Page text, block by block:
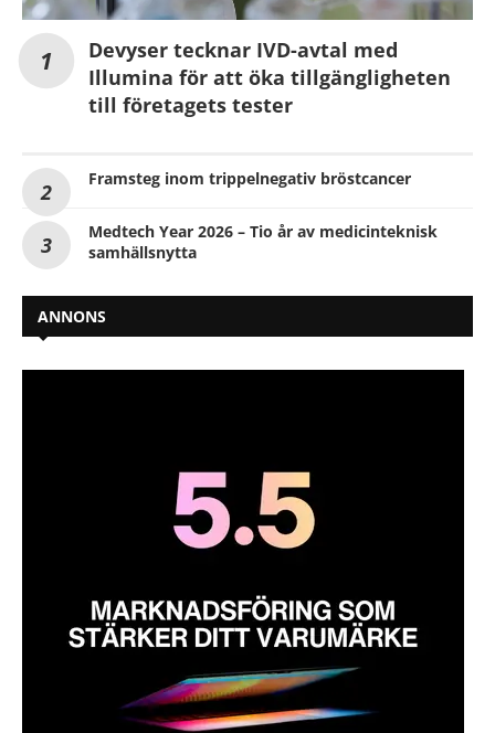
Devyser tecknar IVD-avtal med
Illumina för att öka tillgängligheten
till företagets tester
Framsteg inom trippelnegativ bröstcancer
Medtech Year 2026 – Tio år av medicinteknisk
samhällsnytta
ANNONS